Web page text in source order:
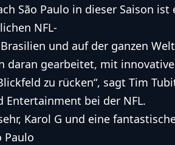
São Paulo in dieser Saison
NFL-
und auf der ganzen
daran gearbeitet, mit
zu rücken“, sagt Tim
Entertainment bei der NFL.
Karol G und eine
Paulo